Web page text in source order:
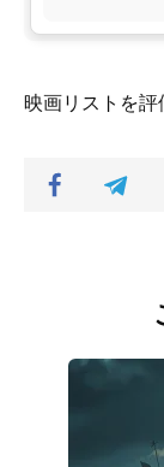
映画リストを評